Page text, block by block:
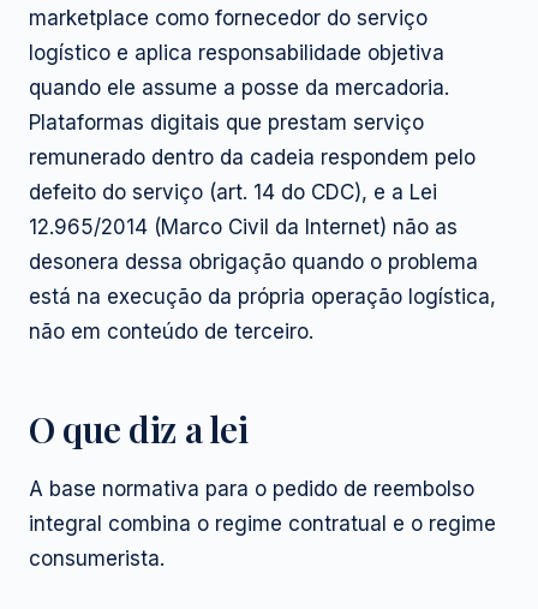
marketplace como fornecedor do serviço
logístico e aplica responsabilidade objetiva
quando ele assume a posse da mercadoria.
Plataformas digitais que prestam serviço
remunerado dentro da cadeia respondem pelo
defeito do serviço (art. 14 do CDC), e a Lei
12.965/2014 (Marco Civil da Internet) não as
desonera dessa obrigação quando o problema
está na execução da própria operação logística,
não em conteúdo de terceiro.
O que diz a lei
A base normativa para o pedido de reembolso
integral combina o regime contratual e o regime
consumerista.